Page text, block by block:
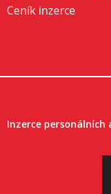
Ceník inzerce
Inzerce personálních